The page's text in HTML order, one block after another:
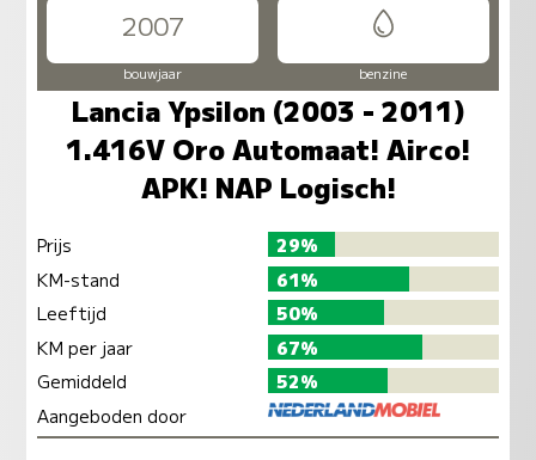
2007
bouwjaar benzine
Lancia Ypsilon (2003 - 2011)
1.416V Oro Automaat! Airco!
APK! NAP Logisch!
Prijs
29%
KM-stand
61%
Leeftijd
50%
KM per jaar
67%
Gemiddeld
52%
Aangeboden door